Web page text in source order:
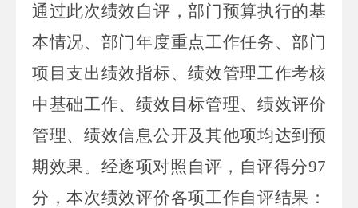
通过此次绩效自评，部门预算执行的基
本情况、部门年度重点工作任务、部门
项目支出绩效指标、绩效管理工作考核
中基础工作、绩效目标管理、绩效评价
管理、绩效信息公开及其他项均达到预
期效果。经逐项对照自评，自评得分97
分，本次绩效评价各项工作自评结果：